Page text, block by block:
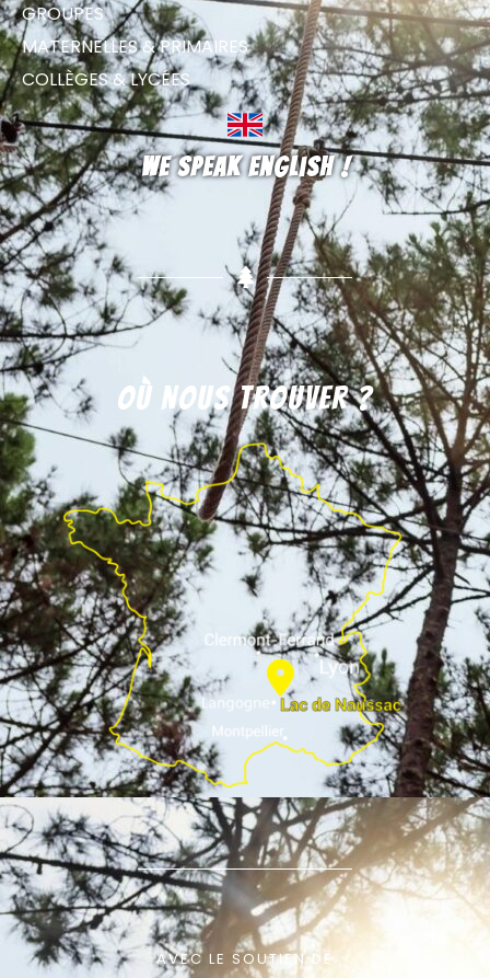
GROUPES
MATERNELLES & PRIMAIRES
COLLÈGES & LYCÉES
We speak english !
Où nous trouver ?
AVEC LE SOUTIEN DE